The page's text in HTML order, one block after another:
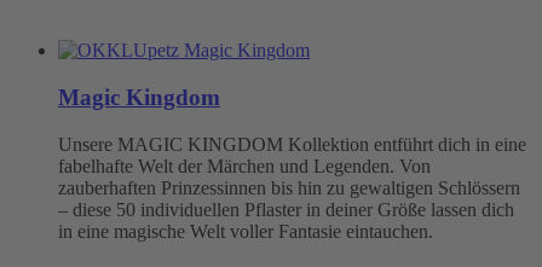
Magic Kingdom
Unsere MAGIC KINGDOM Kollektion entführt dich in eine
fabelhafte Welt der Märchen und Legenden. Von
zauberhaften Prinzessinnen bis hin zu gewaltigen Schlössern
– diese 50 individuellen Pflaster in deiner Größe lassen dich
in eine magische Welt voller Fantasie eintauchen.